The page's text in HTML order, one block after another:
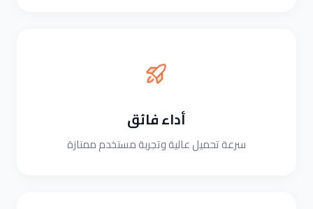
أداء فائق
سرعة تحميل عالية وتجربة مستخدم ممتازة